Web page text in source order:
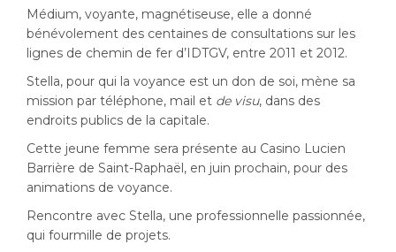
Médium, voyante, magnétiseuse, elle a donné
bénévolement des centaines de consultations sur les
lignes de chemin de fer d’IDTGV, entre 2011 et 2012.
Stella, pour qui la voyance est un don de soi, mène sa
mission par téléphone, mail et de visu, dans des
endroits publics de la capitale.
Cette jeune femme sera présente au Casino Lucien
Barrière de Saint-Raphaël, en juin prochain, pour des
animations de voyance.
Rencontre avec Stella, une professionnelle passionnée,
qui fourmille de projets.